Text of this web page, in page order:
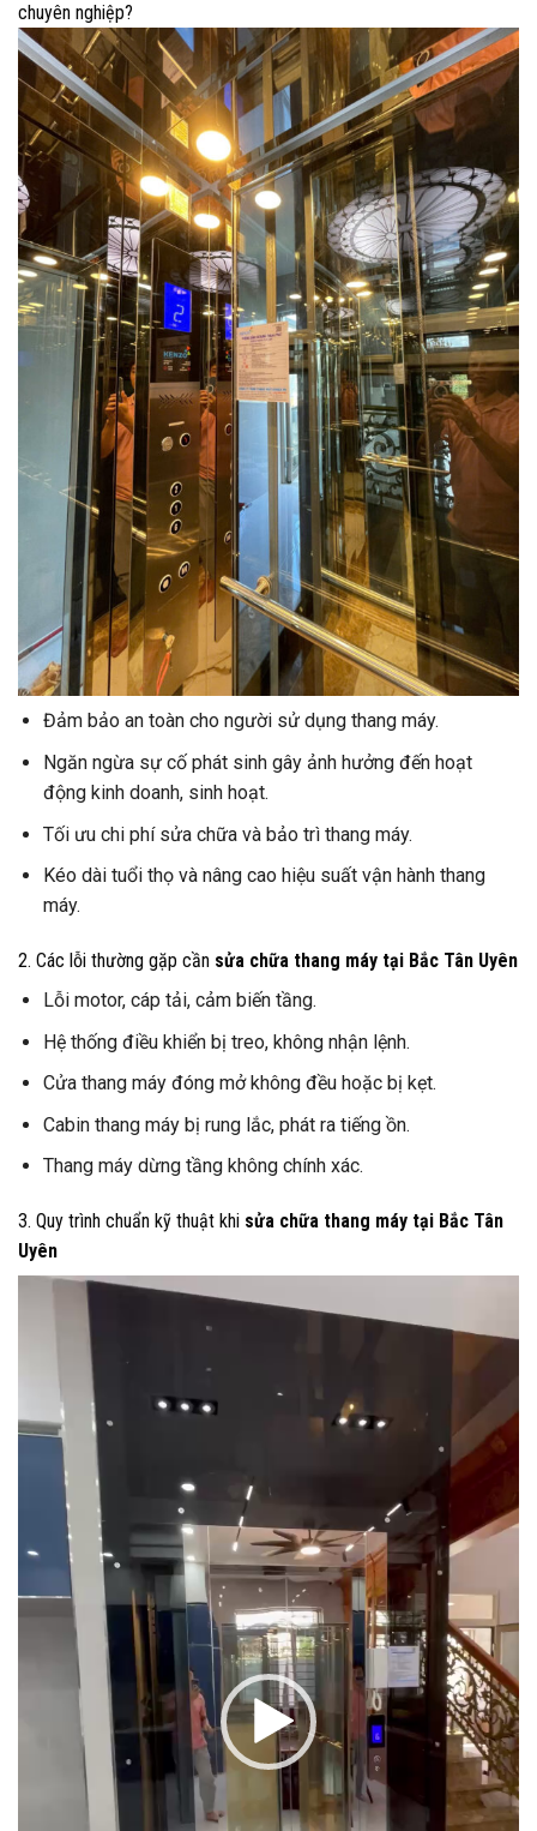
chuyên nghiệp?
Đảm bảo an toàn cho người sử dụng thang máy.
Ngăn ngừa sự cố phát sinh gây ảnh hưởng đến hoạt
động kinh doanh, sinh hoạt.
Tối ưu chi phí sửa chữa và bảo trì thang máy.
Kéo dài tuổi thọ và nâng cao hiệu suất vận hành thang
máy.
2. Các lỗi thường gặp cần sửa chữa thang máy tại Bắc Tân Uyên
Lỗi motor, cáp tải, cảm biến tầng.
Hệ thống điều khiển bị treo, không nhận lệnh.
Cửa thang máy đóng mở không đều hoặc bị kẹt.
Cabin thang máy bị rung lắc, phát ra tiếng ồn.
Thang máy dừng tầng không chính xác.
3. Quy trình chuẩn kỹ thuật khi sửa chữa thang máy tại Bắc Tân
Uyên